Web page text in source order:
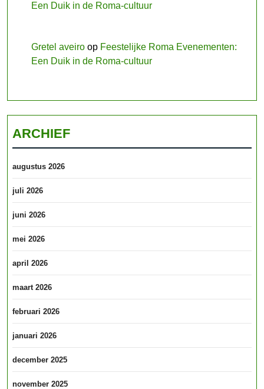
Een Duik in de Roma-cultuur
Gretel aveiro op Feestelijke Roma Evenementen:
Een Duik in de Roma-cultuur
ARCHIEF
augustus 2026
juli 2026
juni 2026
mei 2026
april 2026
maart 2026
februari 2026
januari 2026
december 2025
november 2025